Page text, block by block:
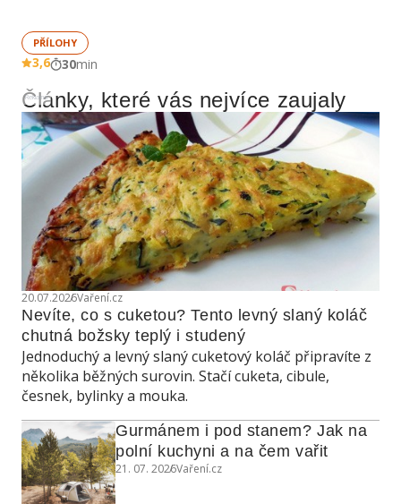
PŘÍLOHY
3,6 30min
Reklama
Články, které vás nejvíce zaujaly
20.07.2026Vaření.cz
Nevíte, co s cuketou? Tento levný slaný koláč
chutná božsky teplý i studený
Jednoduchý a levný slaný cuketový koláč připravíte z
několika běžných surovin. Stačí cuketa, cibule,
česnek, bylinky a mouka.
Gurmánem i pod stanem? Jak na
polní kuchyni a na čem vařit
21. 07. 2026Vaření.cz